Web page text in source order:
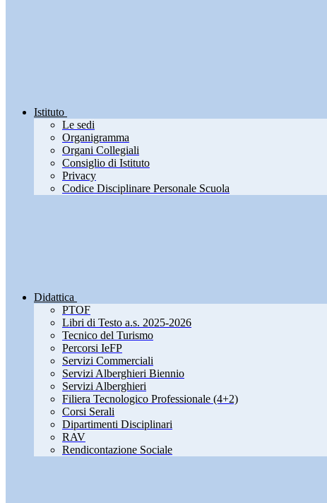
Istituto
Le sedi
Organigramma
Organi Collegiali
Consiglio di Istituto
Privacy
Codice Disciplinare Personale Scuola
Didattica
PTOF
Libri di Testo a.s. 2025-2026
Tecnico del Turismo
Percorsi IeFP
Servizi Commerciali
Servizi Alberghieri Biennio
Servizi Alberghieri
Filiera Tecnologico Professionale (4+2)
Corsi Serali
Dipartimenti Disciplinari
RAV
Rendicontazione Sociale